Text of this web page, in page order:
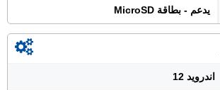
يدعم - بطاقة MicroSD
اندرويد 12